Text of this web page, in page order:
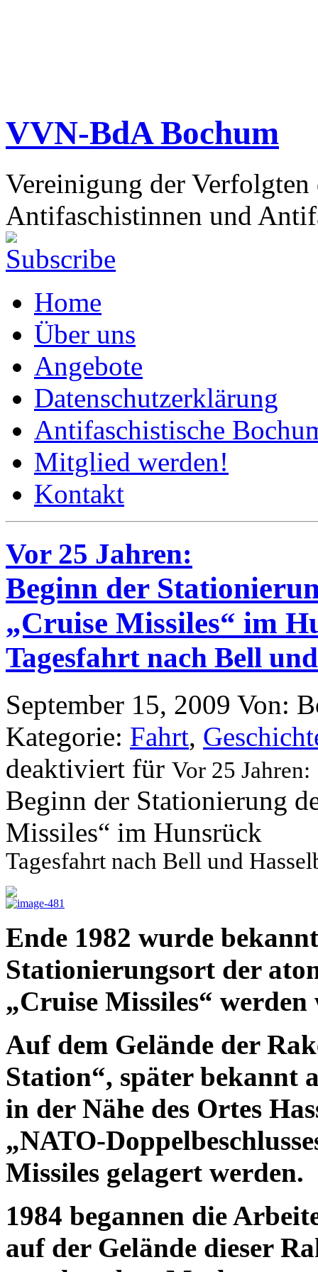
VVN-BdA Bochum
Vereinigung der
Antifaschistinnen und
Home
Über uns
Angebote
Datenschutzerklärung
Antifaschistische
Mitglied werden!
Kontakt
Vor 25 Jahren:
Beginn der
„Cruise Missiles“ im
Tagesfahrt nach Bell
September 15, 2009 Von:
Kategorie: Fahrt,
deaktiviert für Vor 25 Jahren:
Beginn der Stationierung
Missiles“ im Hunsrück
Tagesfahrt nach Bell und
Ende 1982 wurde
Stationierungsort der
„Cruise Missiles“
Auf dem Gelände der
Station“, später bekannt
in der Nähe des Ortes
„NATO-
Missiles gelagert werden.
1984 begannen die
auf der Gelände dieser